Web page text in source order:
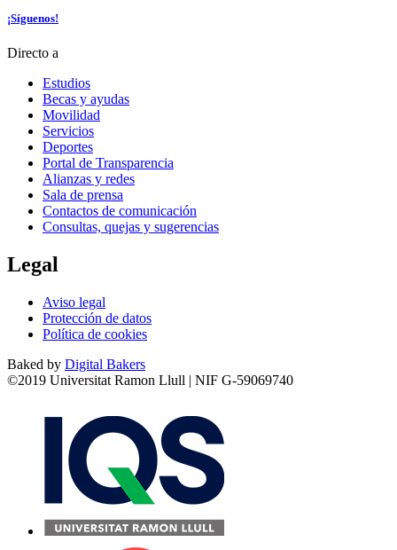
¡Síguenos!
Directo a
Estudios
Becas y ayudas
Movilidad
Servicios
Deportes
Portal de Transparencia
Alianzas y redes
Sala de prensa
Contactos de comunicación
Consultas, quejas y sugerencias
Legal
Aviso legal
Protección de datos
Política de cookies
Baked by Digital Bakers
©2019 Universitat Ramon Llull | NIF G-59069740